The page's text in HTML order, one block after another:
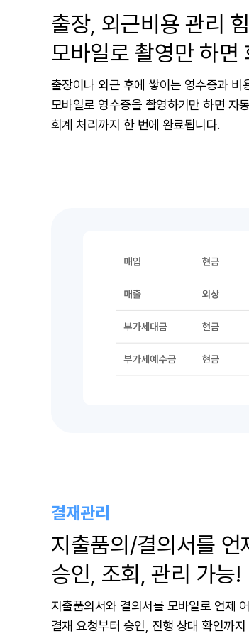
출장, 외근비용 관리
모바일로 촬영만 하면
출장이나 외근 후에 쌓이는 영수증과 비
모바일로 영수증을 촬영하기만 하면 자
회계 처리까지 한 번에 완료됩니다.
결재관리
지출품의/결의서를
승인, 조회, 관리 가능!
지출품의서와 결의서를 모바일로 언제
결재 요청부터 승인, 진행 상태 확인까